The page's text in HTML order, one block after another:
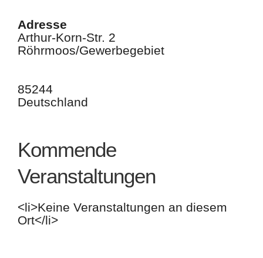
Adresse
Arthur-Korn-Str. 2
Röhrmoos/Gewerbegebiet
85244
Deutschland
Kommende
Veranstaltungen
<li>Keine Veranstaltungen an diesem
Ort</li>